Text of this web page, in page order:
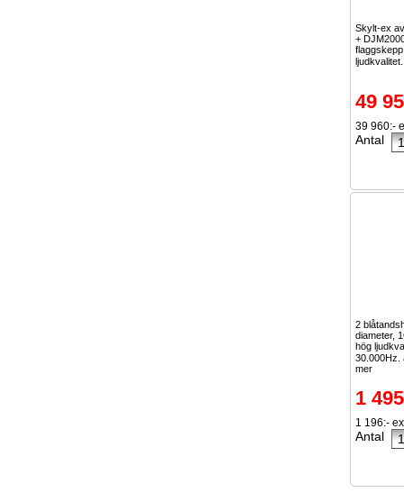
Skylt-ex
+
49
39 960:-
Antal
2
diameter,
hög
mer
1
1 196:-
Antal